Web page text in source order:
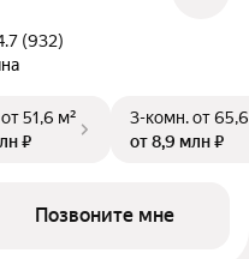
(932)
от 51,6 м²
₽
3-комн.от
от 8,9 млн ₽
Позвоните мне